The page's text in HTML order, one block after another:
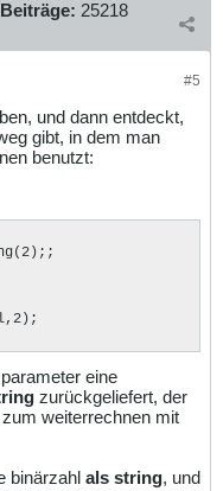
Beiträge: 25218
#5
und dann entdeckt,
gibt, in dem man
benutzt:
eine
zurückgeliefert, der
weiterrechnen mit
binärzahl als string, und